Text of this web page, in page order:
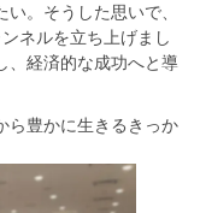
。そうした思いで、
ネルを立ち上げまし
、経済的な成功へと導
ら豊かに生きるきっか